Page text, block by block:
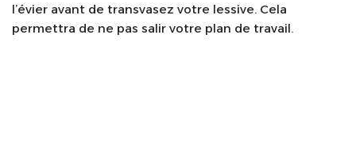
l’évier avant de transvasez votre lessive. Cela
permettra de ne pas salir votre plan de travail.